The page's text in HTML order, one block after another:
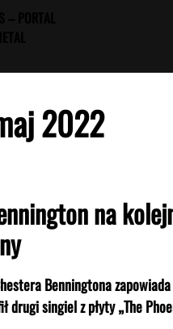
2022
na
Benningtona
drugi singiel z płyty „The